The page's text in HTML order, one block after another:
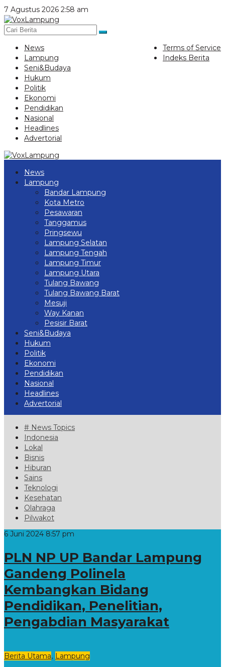
Lewati
ke
konten
7 Agustus 2026 2:58 am
Terms of Service
Indeks Berita
News
Lampung
Seni&Budaya
Hukum
Politik
Ekonomi
Pendidikan
Nasional
Headlines
Advertorial
News
Lampung
Bandar Lampung
Kota Metro
Pesawaran
Tanggamus
Pringsewu
Lampung Selatan
Lampung Tengah
Lampung Timur
Lampung Utara
Tulang Bawang
Tulang Bawang Barat
Mesuji
Way Kanan
Pesisir Barat
Seni&Budaya
Hukum
Politik
Ekonomi
Pendidikan
Nasional
Headlines
Advertorial
# News Topics
Indonesia
Lokal
Bisnis
Hiburan
Sains
Teknologi
Kesehatan
Olahraga
Pilwakot
6 Juni 2024 8:57 pm
PLN NP UP Bandar Lampung
Gandeng Polinela
Kembangkan Bidang
Pendidikan, Penelitian,
Pengabdian Masyarakat
Berita Utama, Lampung